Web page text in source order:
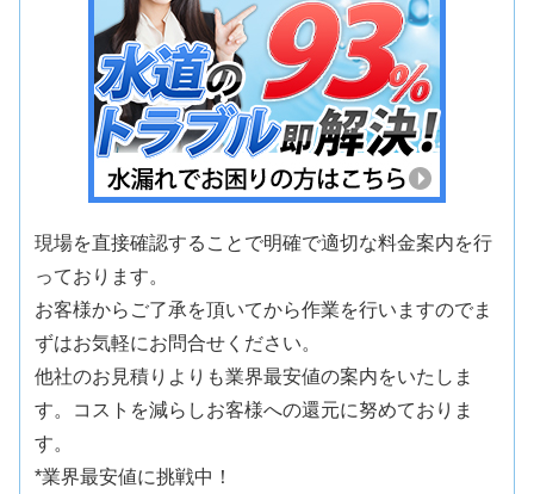
現場を直接確認することで明確で適切な料金案内を行
っております。
お客様からご了承を頂いてから作業を行いますのでま
ずはお気軽にお問合せください。
他社のお見積りよりも業界最安値の案内をいたしま
す。コストを減らしお客様への還元に努めておりま
す。
*業界最安値に挑戦中！